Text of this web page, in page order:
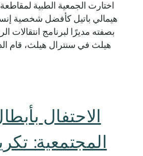
اختارت الجمعية الطبية
بصفته مديرًا لبرنامج انتقالات
هيلث في سنترال هيلث، قام
الاحتفال
المجتمعية: